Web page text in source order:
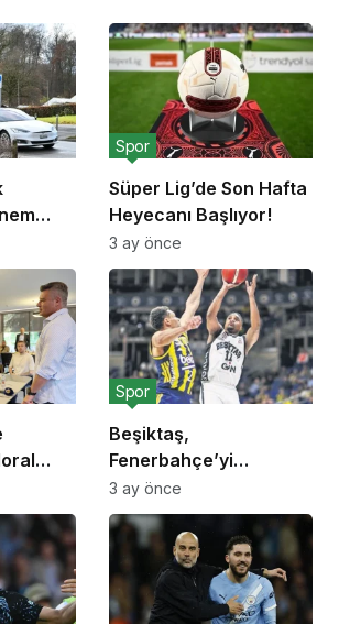
Süper Lig’de Son Hafta
Heyecanı Başlıyor!
Spor
3 ay önce
Beşiktaş,
Fenerbahçe’yi
Deplasmanda Yendi!
Spor
3 ay önce